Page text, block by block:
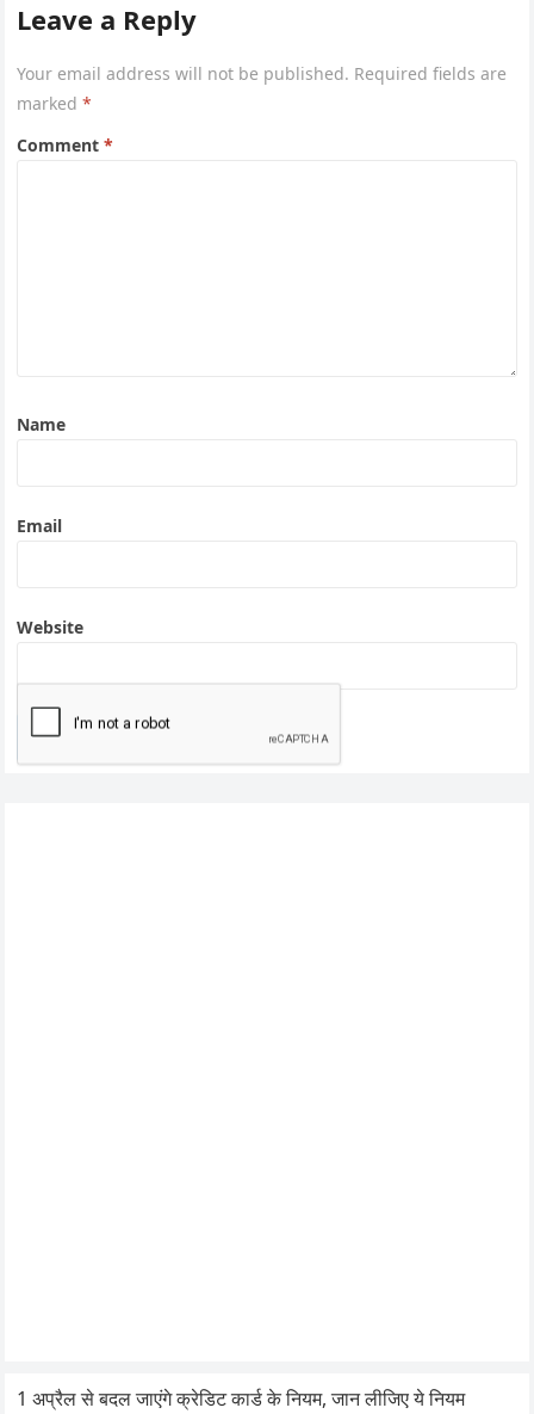
Leave a Reply
Your email address will not be published. Required fields are
marked*
Comment*
Name
Email
Website
1 अप्रैल से बदल जाएंगे क्रेडिट कार्ड के नियम, जान लीजिए ये नियम